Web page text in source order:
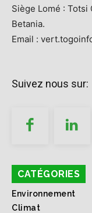
Siège Lomé : Totsi
Betania.
Email :
Suivez nous sur:
CATÉGORIES
Environnement
Climat